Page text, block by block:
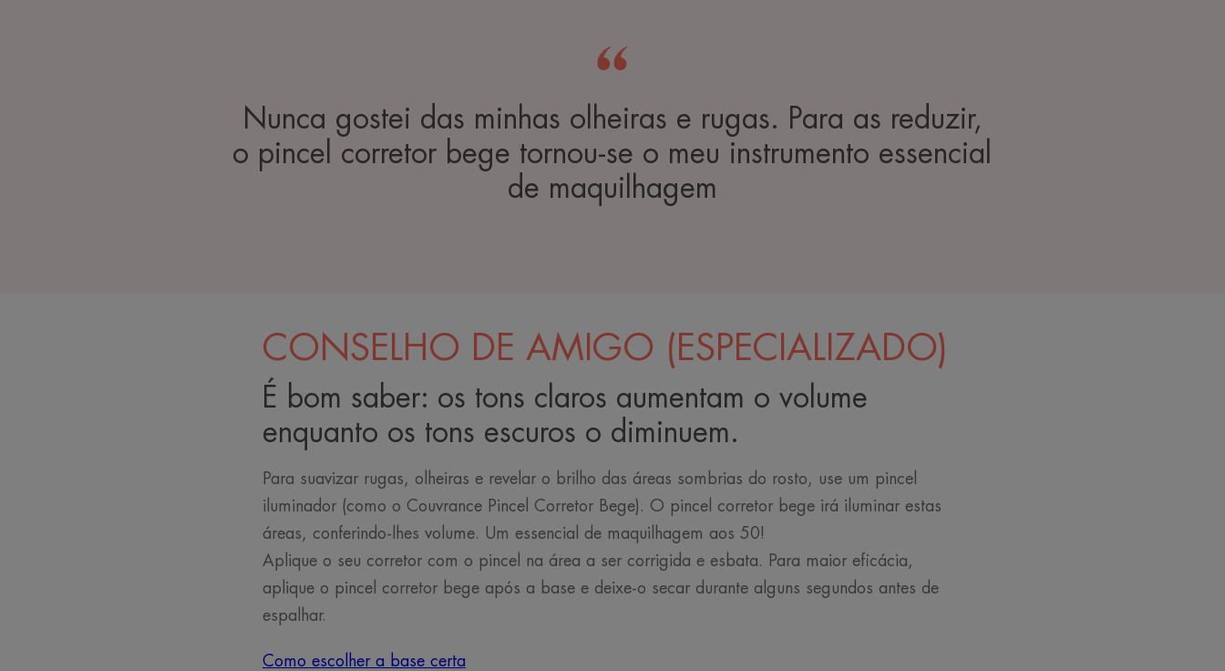
Nunca gostei das minhas olheiras e rugas. Para as reduzir,
o pincel corretor bege tornou-se o meu instrumento essencial
de maquilhagem
CONSELHO DE AMIGO (ESPECIALIZADO)
É bom saber: os tons claros aumentam o volume
enquanto os tons escuros o diminuem.
Para suavizar rugas, olheiras e revelar o brilho das áreas sombrias do rosto, use um pincel
iluminador (como o Couvrance Pincel Corretor Bege). O pincel corretor bege irá iluminar estas
áreas, conferindo-lhes volume. Um essencial de maquilhagem aos 50!
Aplique o seu corretor com o pincel na área a ser corrigida e esbata. Para maior eficácia,
aplique o pincel corretor bege após a base e deixe-o secar durante alguns segundos antes de
espalhar.
Como escolher a base certa